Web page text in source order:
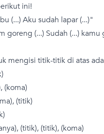
ini!
(...) Aku sudah lapar (...)"
goreng (...) Sudah (...) kamu
mengisi titik-titik di atas
(koma)
(titik)
(titik), (titik), (koma)